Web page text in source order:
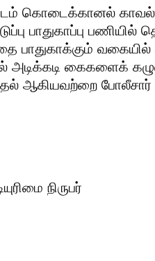
கொடைக்கானல் காவல்
பாதுகாப்பு பணியில்
பாதுகாக்கும் வகையில்
கைகளைக்
ஆகியவற்றை
நிருபர்